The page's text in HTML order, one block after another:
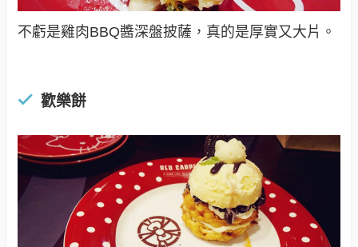
不虧是雞肉BBQ醬深盤披薩，真的是厚實又大片。
歡樂餅